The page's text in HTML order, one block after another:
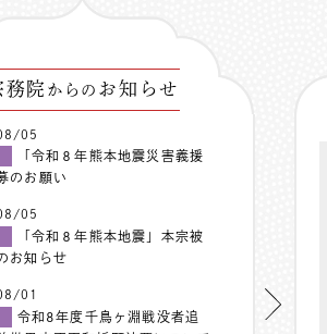
務院 からの お知らせ
05
「令和８年熊本地震災害義援
のお願い
05
「令和８年熊本地震」本宗被
お知らせ
01
令和8年度千鳥ヶ淵戦没者追